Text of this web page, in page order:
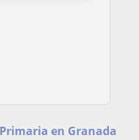
en Granada